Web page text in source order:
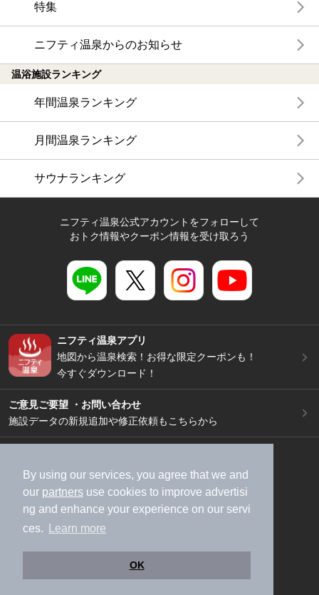
By using our services, you agree that we and
our partners use cookies to improve advertisi
ng and enhance your experience on our servi
ces.
Learn more
OK
特集
ニフティ温泉からのお知らせ
温浴施設ランキング
年間温泉ランキング
月間温泉ランキング
サウナランキング
ニフティ温泉公式アカウントをフォローして
おトク情報やクーポン情報を受け取ろう
ニフティ温泉アプリ
地図から温泉検索！お得な限定クーポンも！
今すぐダウンロード！
ご意見ご要望 ・お問い合わせ
施設データの新規追加や修正依頼もこちらから
加盟店募集（資料請求）
広告出稿のご案内
利用規約
ライフスタイルMEMBERS+規約
特定商取引法に基づく表記
ヘルプ
採用情報
運営会社